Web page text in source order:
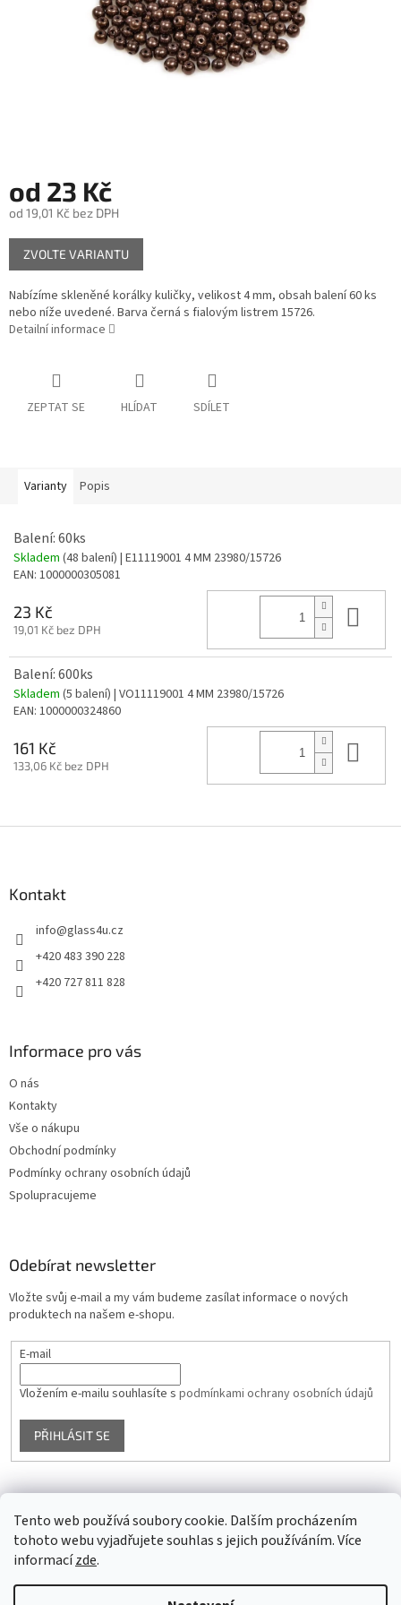
Tento web používá soubory cookie. Dalším procházením
tohoto webu vyjadřujete souhlas s jejich používáním. Více
informacízde.
od 23 Kč
od 19,01 Kč bez DPH
Měrná
cena:
ZVOLTE VARIANTU
Nabízíme skleněné korálky kuličky, velikost 4 mm, obsah balení 60 ks
nebo níže uvedené. Barva černá s fialovým listrem 15726.
Detailní informace
ZEPTAT SE HLÍDAT SDÍLET
Varianty Popis
Balení: 60ks
Skladem (48 balení) | E11119001 4 MM 23980/15726
EAN: 1000000305081
23 Kč
19,01 Kč bez DPH
Balení: 600ks
Skladem (5 balení) | VO11119001 4 MM 23980/15726
EAN: 1000000324860
161 Kč
133,06 Kč bez DPH
Kontakt
info@glass4u.cz
+420 483 390 228
+420 727 811 828
Informace pro vás
O nás
Kontakty
Vše o nákupu
Obchodní podmínky
Podmínky ochrany osobních údajů
Spolupracujeme
Odebírat newsletter
Vložte svůj e-mail a my vám budeme zasílat informace o nových
produktech na našem e-shopu.
E-mail
Vložením e-mailu souhlasíte s podmínkami ochrany osobních údajů
PŘIHLÁSIT SE
Facebook